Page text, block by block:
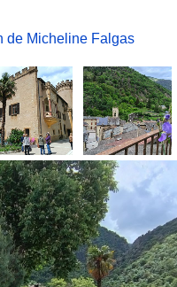
de Micheline Falgas